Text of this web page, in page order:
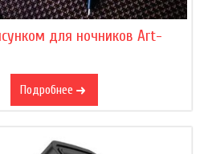
для ночников Art-
Подробнее